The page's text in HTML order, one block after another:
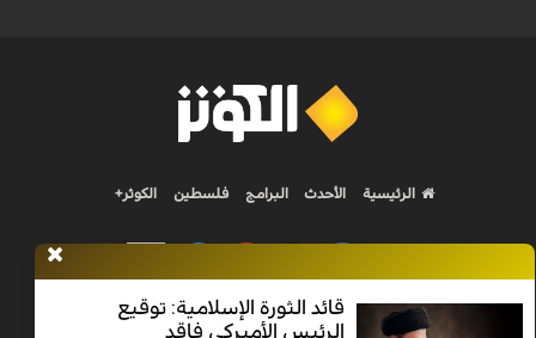
قائد الثورة الإسلامية: توقيع
الرئيس الأميركي فاقد
الرئيسية الأحدث البرامج فلسطين الكوثر+